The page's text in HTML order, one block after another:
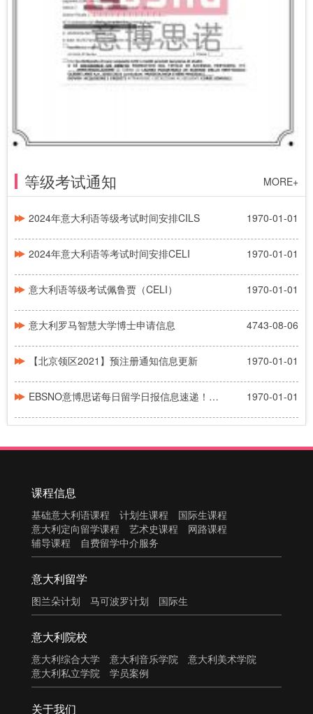
等级考试通知 MORE+
2024年意大利语等级考试时间安排CILS 1970-01-01
2024年意大利语等考试时间安排CELI 1970-01-01
意大利语等级考试佩鲁贾（CELI） 1970-01-01
意大利罗马智慧大学博士申请信息 4743-08-06
【北京领区2021】预注册通知信息更新 1970-01-01
EBSNO意博思诺每日留学日报信息速递！！！ 1970-01-01
课程信息
基础意大利语课程 计划生课程
国际生课程
意大利定向留学课程
艺术史课程
网路课程
辅导课程
自费留学中介服务
意大利留学
图兰朵计划 马可波罗计划 国际生
意大利院校
意大利综合大学 意大利音乐学院
意大利美术学院
意大利私立学院
学员案例
关于我们